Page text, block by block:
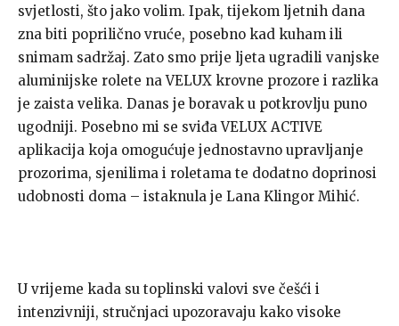
svjetlosti, što jako volim. Ipak, tijekom ljetnih dana
zna biti poprilično vruće, posebno kad kuham ili
snimam sadržaj. Zato smo prije ljeta ugradili vanjske
aluminijske rolete na VELUX krovne prozore i razlika
je zaista velika. Danas je boravak u potkrovlju puno
ugodniji. Posebno mi se sviđa VELUX ACTIVE
aplikacija koja omogućuje jednostavno upravljanje
prozorima, sjenilima i roletama te dodatno doprinosi
udobnosti doma – istaknula je Lana Klingor Mihić.
U vrijeme kada su toplinski valovi sve češći i
intenzivniji, stručnjaci upozoravaju kako visoke